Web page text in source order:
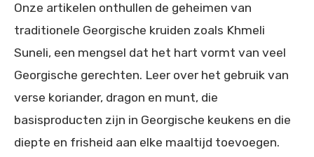
Onze artikelen onthullen de geheimen van
traditionele Georgische kruiden zoals Khmeli
Suneli, een mengsel dat het hart vormt van veel
Georgische gerechten. Leer over het gebruik van
verse koriander, dragon en munt, die
basisproducten zijn in Georgische keukens en die
diepte en frisheid aan elke maaltijd toevoegen.